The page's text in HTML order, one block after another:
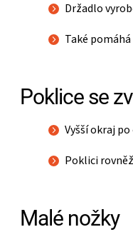
Držadlo
Také
Poklice se
Vyšší okraj
Poklici
Malé nožky